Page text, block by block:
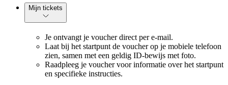
Mijn tickets
Je ontvangt je voucher direct per e-mail.
Laat bij het startpunt de voucher op je mobiele telefoon
zien, samen met een geldig ID-bewijs met foto.
Raadpleeg je voucher voor informatie over het startpunt
en specifieke instructies.